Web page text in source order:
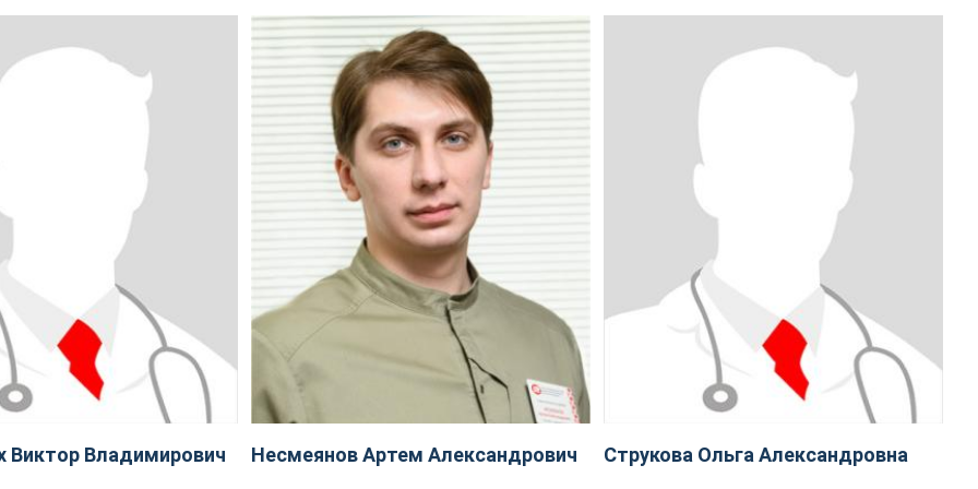
Виктор Владимирович Несмеянов Артем Александрович Струкова Ольга Александровна